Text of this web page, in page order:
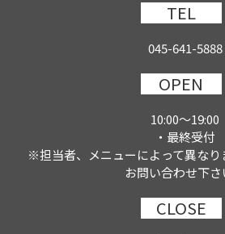
TEL
045-641-5888
OPEN
10:00～19:00
・最終受付
※担当者、メニューによって異なり
お問い合わせ下さ
CLOSE